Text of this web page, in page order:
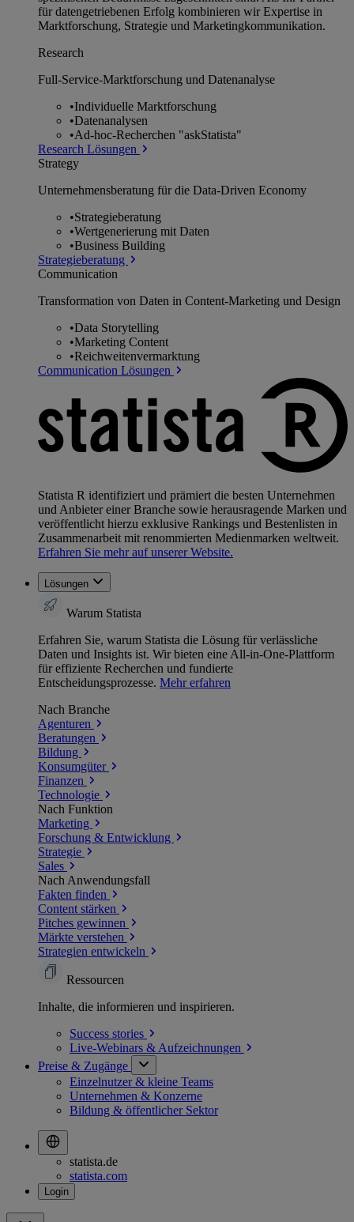
für datengetriebenen Erfolg kombinieren wir Expertise in
Marktforschung, Strategie und Marketingkommunikation.
Research
Full-Service-Marktforschung und Datenanalyse
•Individuelle Marktforschung
•Datenanalysen
•Ad-hoc-Recherchen "askStatista"
Research Lösungen
Strategy
Unternehmens­beratung für die Data-Driven Economy
•Strategieberatung
•Wertgenerierung mit Daten
•Business Building
Strategieberatung
Communication
Transformation von Daten in Content-Marketing und Design
•Data Storytelling
•Marketing Content
•Reichweitenvermarktung
Communication Lösungen
Statista R identifiziert und prämiert die besten Unternehmen
und Anbieter einer Branche sowie herausragende Marken und
veröffentlicht hierzu exklusive Rankings und Bestenlisten in
Zusammenarbeit mit renommierten Medienmarken weltweit.
Erfahren Sie mehr auf unserer Website.
Lösungen
Warum Statista
Erfahren Sie, warum Statista die Lösung für verlässliche
Daten und Insights ist. Wir bieten eine All-in-One-Plattform
für effiziente Recherchen und fundierte
Entscheidungsprozesse. Mehr erfahren
Nach Branche
Agenturen
Beratungen
Bildung
Konsumgüter
Finanzen
Technologie
Nach Funktion
Marketing
Forschung & Entwicklung
Strategie
Sales
Nach Anwendungsfall
Fakten finden
Content stärken
Pitches gewinnen
Märkte verstehen
Strategien entwickeln
Ressourcen
Inhalte, die informieren und inspirieren.
Success stories
Live-Webinars & Aufzeichnungen
Preise & Zugänge
Einzelnutzer & kleine Teams
Unternehmen & Konzerne
Bildung & öffentlicher Sektor
statista.de
statista.com